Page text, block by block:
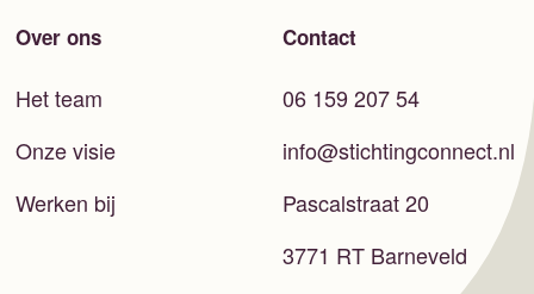
Over ons
Het team
Onze visie
Werken bij
Contact
06 159 207 54
info@stichtingconnect.nl
Pascalstraat 20
3771 RT Barneveld